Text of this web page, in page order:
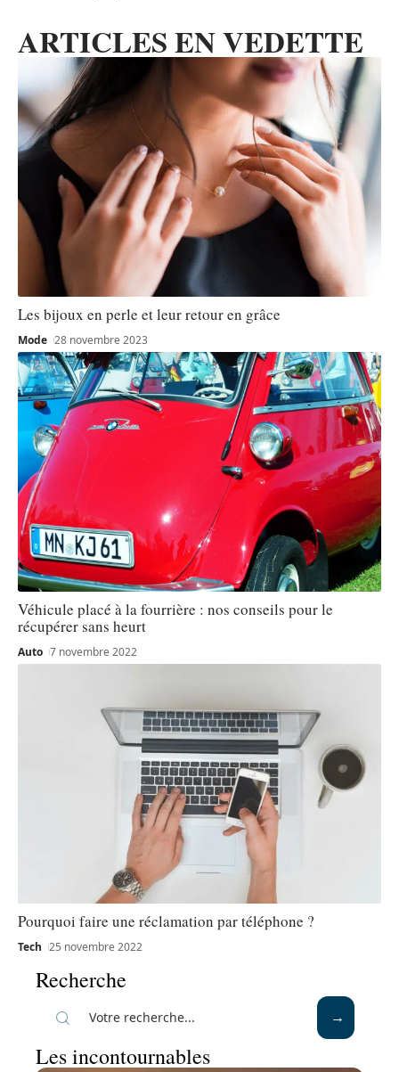
ARTICLES EN VEDETTE
Les bijoux en perle et leur retour en grâce
Mode 28 novembre 2023
Véhicule placé à la fourrière : nos conseils pour le
récupérer sans heurt
Auto 7 novembre 2022
Pourquoi faire une réclamation par téléphone ?
Tech 25 novembre 2022
Recherche
Les incontournables